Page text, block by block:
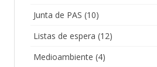
Junta de PAS (10)
Listas de espera (12)
Medioambiente (4)